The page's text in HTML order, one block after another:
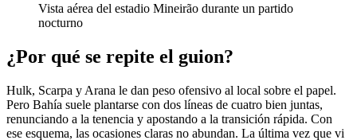
Vista aérea del estadio Mineirão durante un partido
nocturno
¿Por qué se repite el guion?
Hulk, Scarpa y Arana le dan peso ofensivo al local sobre el papel.
Pero Bahía suele plantarse con dos líneas de cuatro bien juntas,
renunciando a la tenencia y apostando a la transición rápida. Con
ese esquema, las ocasiones claras no abundan. La última vez que vi